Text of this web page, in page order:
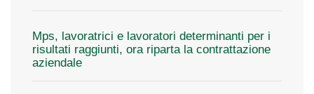
Mps, lavoratrici e lavoratori determinanti per i
risultati raggiunti, ora riparta la contrattazione
aziendale